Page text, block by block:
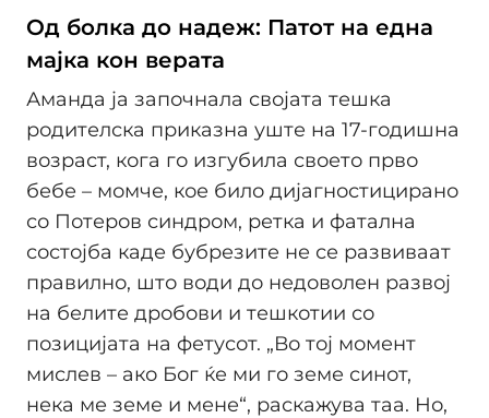
Од болка до надеж: Патот на една
мајка кон верата
Аманда ја започнала својата тешка
родителска приказна уште на 17-годишна
возраст, кога го изгубила своето прво
бебе – момче, кое било дијагностицирано
со Потеров синдром, ретка и фатална
состојба каде бубрезите не се развиваат
правилно, што води до недоволен развој
на белите дробови и тешкотии со
позицијата на фетусот. „Во тој момент
мислев – ако Бог ќе ми го земе синот,
нека ме земе и мене“, раскажува таа. Но,